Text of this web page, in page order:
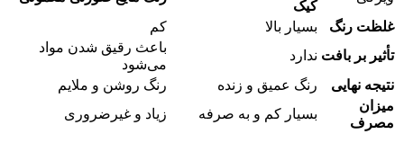
کیک
غلظت رنگ
بسیار بالا
کم
تأثیر بر بافت ندارد
باعث رقیق شدن مواد
می‌شود
نتیجه نهایی
رنگ عمیق و زنده
رنگ روشن و ملایم
میزان
مصرف
بسیار کم و به صرفه زیاد و غیرضروری